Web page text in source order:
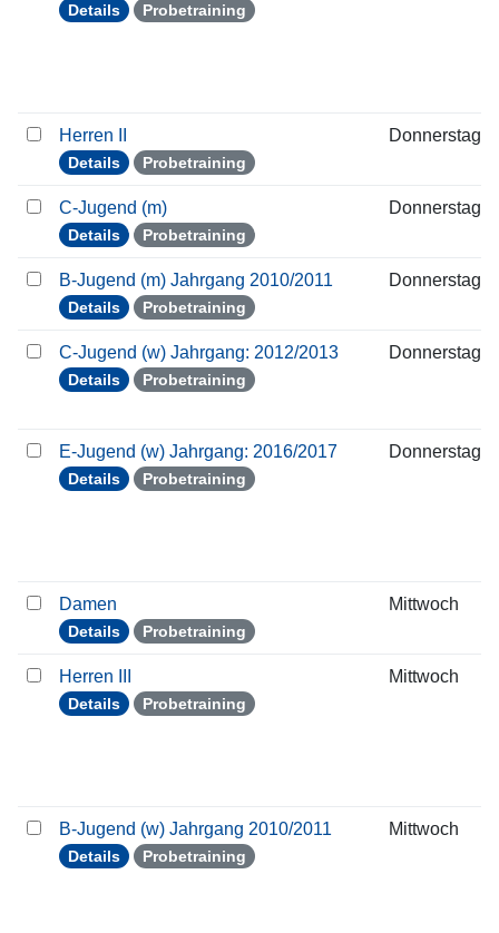
Details Probetraining
Herren II
Details Probetraining
Donnerstag
C-Jugend (m)
Details Probetraining
Donnerstag
B-Jugend (m) Jahrgang 2010/2011
Details Probetraining
Donnerstag
C-Jugend (w) Jahrgang: 2012/2013
Details Probetraining
Donnerstag
E-Jugend (w) Jahrgang: 2016/2017
Details Probetraining
Donnerstag
Damen
Details Probetraining
Mittwoch
Herren III
Details Probetraining
Mittwoch
B-Jugend (w) Jahrgang 2010/2011
Details Probetraining
Mittwoch